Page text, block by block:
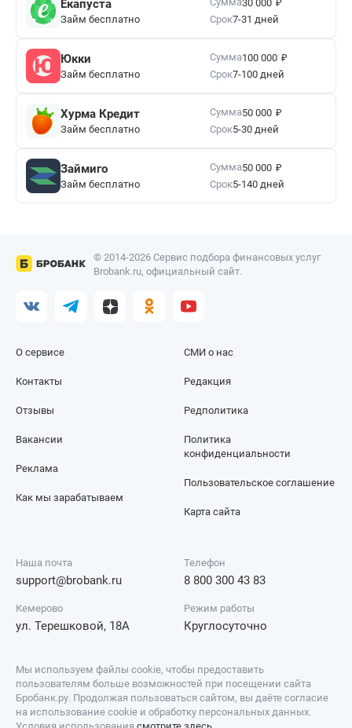
Екапуста
Займ бесплатно
30 000
Срок7-31 дней
Юкки
Займ бесплатно
Сумма100 000 ₽
Срок7-100 дней
Хурма Кредит
Займ бесплатно
Сумма50 000 ₽
Срок5-30 дней
Займиго
Займ бесплатно
Сумма50 000 ₽
Срок5-140 дней
© 2014-2026 Сервис подбора финансовых услуг
Brobank.ru, официальный сайт.
О сервисе
Контакты
Отзывы
СМИ о нас
Редакция
Редполитика
Вакансии
Реклама
Как мы зарабатываем
Политика
конфиденциальности
Пользовательское соглашение
Карта сайта
Наша почта
support@brobank.ru
Телефон
8 800 300 43 83
Кемерово
ул. Терешковой, 18А
Режим работы
Круглосуточно
Мы используем файлы cookie, чтобы предоставить
пользователям больше возможностей при посещении сайта
Бробанк.ру. Продолжая пользоваться сайтом, вы даёте согласие
на использование cookie и обработку персональных данных.